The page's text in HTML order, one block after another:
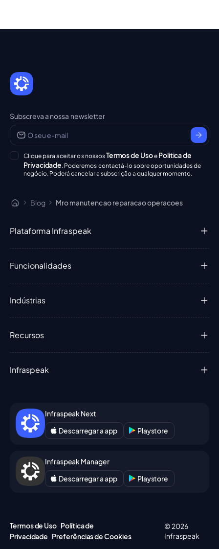
Subscreva a nossa newsletter
Clique para aceitar os nossosTermos de Usoe Politica de
Privacidade. Poderemos contactá-lo sobre oportunidades de
negócio. Poderá cancelar a subscrição a qualquer momento.
Blog Mro manutencao reparacao operacoes
Plataforma Infraspeak
Funcionalidades
Indústrias
Recursos
Infraspeak
Infraspeak Next
Descarregar a app
Playstore
Infraspeak Manager
Descarregar a app
Playstore
Termos de Uso Política de
Privacidade Preferências de Cookies
© 2026
Infraspeak